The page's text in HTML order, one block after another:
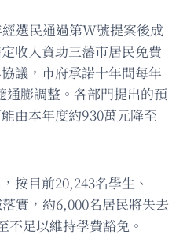
選民通過第W號提案後成
收入資助三藩市居民免費
議，市府承諾十年間每年
通膨調整。各部門提出的預
由本年度約930萬元降至
按目前20,243名學生、
實，約6,000名居民將失去
不足以維持學費豁免。